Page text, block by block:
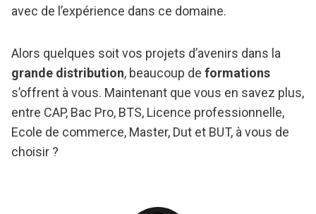
avec de l’expérience dans ce domaine.
Alors quelques soit vos projets d’avenirs dans la
grande distribution, beaucoup de formations
s’offrent à vous. Maintenant que vous en savez plus,
entre CAP, Bac Pro, BTS, Licence professionnelle,
Ecole de commerce, Master, Dut et BUT, à vous de
choisir ?